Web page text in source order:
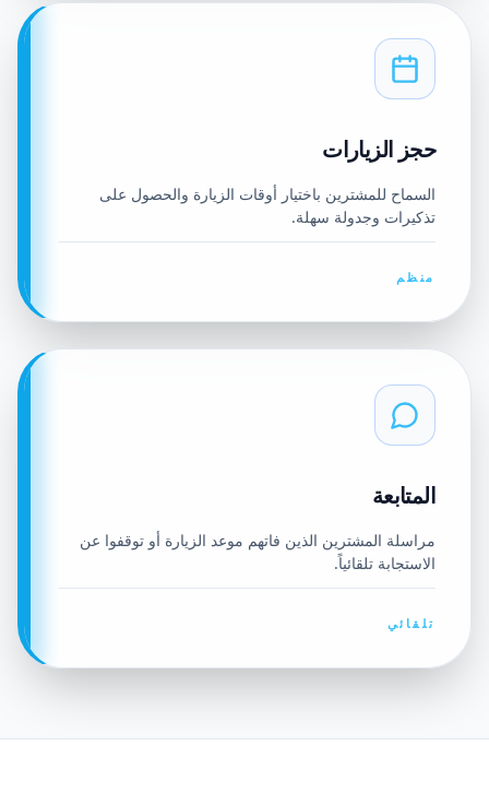
حجز الزيارات
السماح للمشترين باختيار أوقات الزيارة والحصول على
تذكيرات وجدولة سهلة.
منظم
المتابعة
مراسلة المشترين الذين فاتهم موعد الزيارة أو توقفوا عن
الاستجابة تلقائياً.
تلقائي